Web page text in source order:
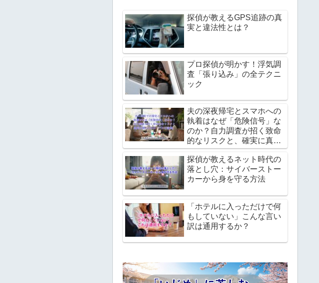
探偵が教えるGPS追跡の真
実と違法性とは？
プロ探偵が明かす！浮気調
査「張り込み」の全テクニ
ック
夫の深夜帰宅とスマホへの
執着はなぜ「危険信号」な
のか？自力調査が招く致命
的なリスクと、確実に真実
を掴むための「プロの論
理」
探偵が教えるネット時代の
落とし穴：サイバーストー
カーから身を守る方法
「ホテルに入っただけで何
もしていない」こんな言い
訳は通用するか？